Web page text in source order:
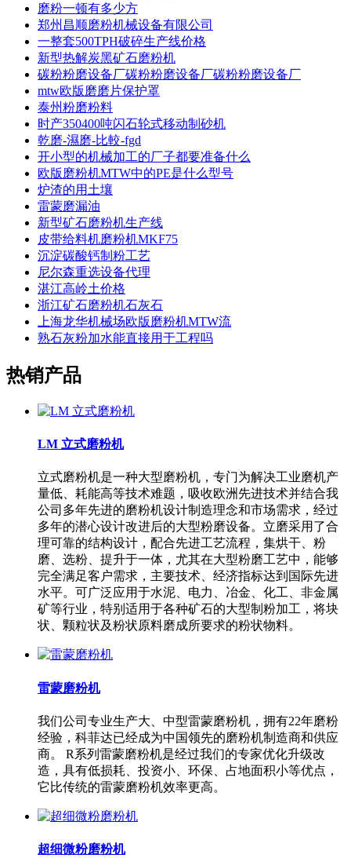
磨粉一顿有多少方
郑州昌顺磨粉机械设备有限公司
一整套500TPH破碎生产线价格
新型热解炭黑矿石磨粉机
碳粉粉磨设备厂碳粉粉磨设备厂碳粉粉磨设备厂
mtw欧版磨磨片保护罩
泰州粉磨粉料
时产350400吨闪石轮式移动制砂机
乾磨-濕磨-比較-fgd
开小型的机械加工的厂子都要准备什么
欧版磨粉机MTW中的PE是什么型号
炉渣的用土壤
雷蒙磨漏油
新型矿石磨粉机生产线
皮带给料机磨粉机MKF75
沉淀碳酸钙制粉工艺
尼尔森重选设备代理
湛江高岭土价格
浙江矿石磨粉机石灰石
上海龙华机械场欧版磨粉机MTW流
熟石灰粉加水能直接用于工程吗
热销产品
LM 立式磨粉机
立式磨粉机是一种大型磨粉机，专门为解决工业磨机产
量低、耗能高等技术难题，吸收欧洲先进技术并结合我
公司多年先进的磨粉机设计制造理念和市场需求，经过
多年的潜心设计改进后的大型粉磨设备。立磨采用了合
理可靠的结构设计，配合先进工艺流程，集烘干、粉
磨、选粉、提升于一体，尤其在大型粉磨工艺中，能够
完全满足客户需求，主要技术、经济指标达到国际先进
水平。可广泛应用于水泥、电力、冶金、化工、非金属
矿等行业，特别适用于各种矿石的大型制粉加工，将块
状、颗粒状及粉状原料磨成所要求的粉状物料。
雷蒙磨粉机
我们公司专业生产大、中型雷蒙磨粉机，拥有22年磨粉
经验，科菲达已经成为中国领先的磨粉机制造商和供应
商。 R系列雷蒙磨粉机是经过我们的专家优化升级改
造，具有低损耗、投资小、环保、占地面积小等优点，
它比传统的雷蒙磨粉机效率更高。
超细微粉磨粉机